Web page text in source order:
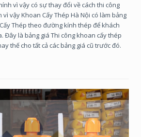
vì vậy có sự thay đổi về cách thi công
vậy Khoan Cấy Thép Hà Nội có làm bảng
Thép theo đường kính thép để khách
Đây là bảng giá Thi công khoan cấy thép
thế cho tất cả các bảng giá cũ trước đó.